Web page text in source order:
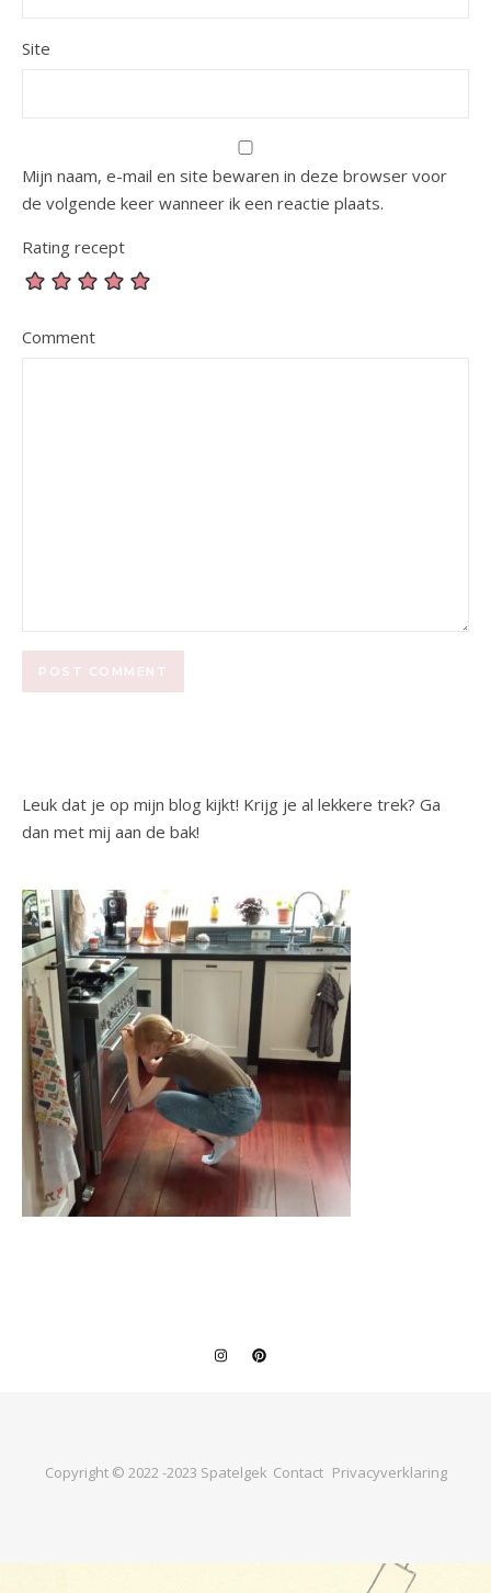
Site
Mijn naam, e-mail en site bewaren in deze browser voor
de volgende keer wanneer ik een reactie plaats.
Rating recept
Comment
Leuk dat je op mijn blog kijkt! Krijg je al lekkere trek? Ga
dan met mij aan de bak!
Copyright © 2022 -2023 Spatelgek Contact Privacyverklaring